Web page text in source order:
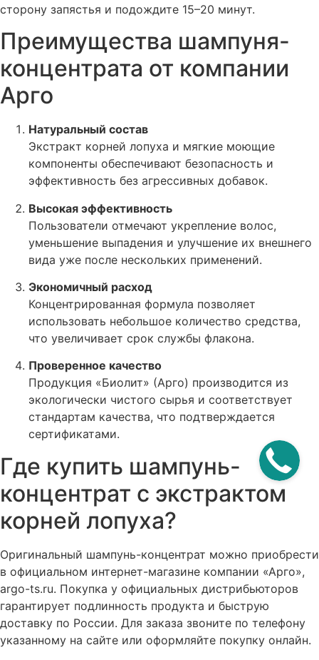
сторону запястья и подождите 15–20 минут.
Преимущества шампуня-
концентрата от компании
Арго
Натуральный состав
Экстракт корней лопуха и мягкие моющие
компоненты обеспечивают безопасность и
эффективность без агрессивных добавок.
Высокая эффективность
Пользователи отмечают укрепление волос,
уменьшение выпадения и улучшение их внешнего
вида уже после нескольких применений.
Экономичный расход
Концентрированная формула позволяет
использовать небольшое количество средства,
что увеличивает срок службы флакона.
Проверенное качество
Продукция «Биолит» (Арго) производится из
экологически чистого сырья и соответствует
стандартам качества, что подтверждается
сертификатами.
Где купить шампунь-
концентрат с экстрактом
корней лопуха?
Оригинальный шампунь-концентрат можно приобрести
в официальном интернет-магазине компании «Арго»,
argo-ts.ru. Покупка у официальных дистрибьюторов
гарантирует подлинность продукта и быструю
доставку по России. Для заказа звоните по телефону
указанному на сайте или оформляйте покупку онлайн.